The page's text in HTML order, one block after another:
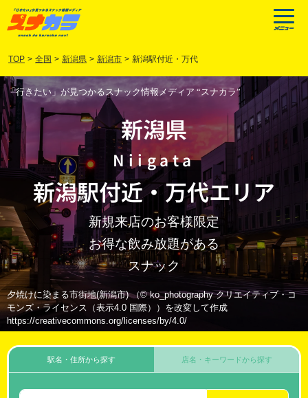
TOP > 全国 > 新潟県 > 新潟市 > 新潟駅付近・万代
「行きたい」が見つかるスナック情報メディア “スナカラ”
新潟県
Niigata
新潟駅付近・万代エリア
新規来店のお客様限定
お得な飲み放題がある
スナック
夕焼けに染まる市街地(新潟市) （© ko_photography クリエイティブ・コ
モンズ・ライセンス（表示4.0 国際））を改変して作成
https://creativecommons.org/licenses/by/4.0/
駅名・住所から探す 店名・キーワードから探す